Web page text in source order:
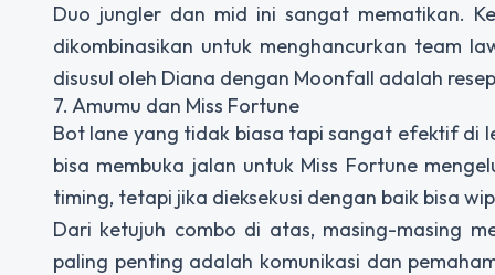
Duo jungler dan mid ini sangat mematikan.
dikombinasikan untuk menghancurkan team
disusul oleh Diana dengan Moonfall adalah
7. Amumu dan Miss Fortune
Bot lane yang tidak biasa tapi sangat efektif di
bisa membuka jalan untuk Miss Fortune
timing, tetapi jika dieksekusi dengan baik bisa
Dari ketujuh combo di atas, masing-masing
paling penting adalah komunikasi dan